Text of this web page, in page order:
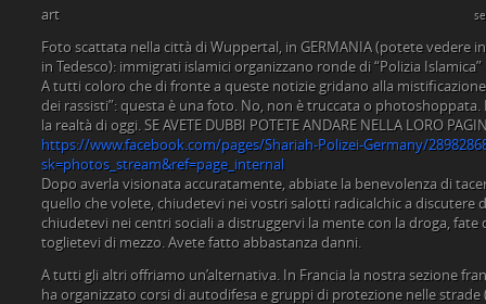
art
Foto scattata nella città di Wuppertal, in GERMANIA (potete vedere
in Tedesco): immigrati islamici organizzano ronde di “Polizia
A tutti coloro che di fronte a queste notizie gridano alla
dei rassisti”: questa è una foto. No, non è truccata o photoshoppata.
la realtà di oggi. SE AVETE DUBBI POTETE ANDARE NELLA LORO
https://www.facebook.com/pages/Shariah-Polizei-Germany/
sk=photos_stream&ref=page_internal
Dopo averla visionata accuratamente, abbiate la benevolenza di
quello che volete, chiudetevi nei vostri salotti radicalchic a discutere
chiudetevi nei centri sociali a distruggervi la mente con la droga, fate
toglietevi di mezzo. Avete fatto abbastanza danni.
A tutti gli altri offriamo un’alternativa. In Francia la nostra sezione
ha organizzato corsi di autodifesa e gruppi di protezione nelle